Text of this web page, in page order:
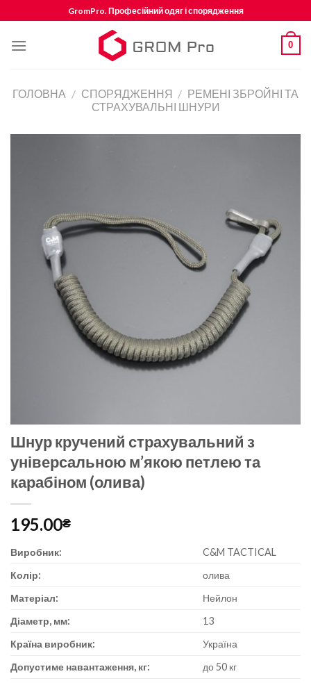
to
content
GromPro. Професійний одяг і спорядження
0
ГОЛОВНА / СПОРЯДЖЕННЯ / РЕМЕНІ ЗБРОЙНІ ТА
СТРАХУВАЛЬНІ ШНУРИ
Шнур кручений страхувальний з
універсальною м’якою петлею та
карабіном (олива)
195.00₴
Виробник:
C&M TACTICAL
Колір:
олива
Матеріал:
Нейлон
Діаметр, мм:
13
Країна виробник:
Україна
Допустиме навантаження, кг:
до 50 кг